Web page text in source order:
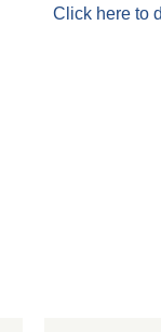
Click here to